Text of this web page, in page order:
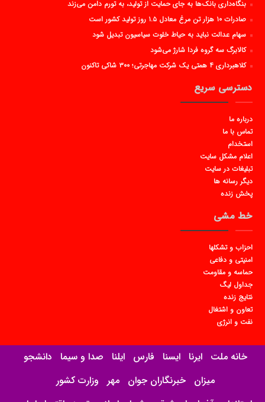
بنگاه‌داری بانک‌ها به جای حمایت از تولید، به تورم دامن می‌زند
صادرات ۱۰ هزار تن مرغ معادل ۱.۵ روز تولید کشور است
سهام عدالت نباید به حیاط خلوت سیاسیون تبدیل شود
کالابرگ سه گروه فردا شارژ می‌شود
کلاهبرداری ۴ همتی یک شرکت مهاجرتی؛ ۳۰۰ شاکی تاکنون
دسترسی سریع
درباره ما
تماس با ما
استخدام
اعلام مشکل سایت
تبلیغات در سایت
دیگر رسانه ها
پخش زنده
خط مشی
احزاب و تشکلها
امنیتی و دفاعی
حماسه و مقاومت
جداول لیگ
نتایج زنده
تعاون و اشتغال
نفت و انرژی
خانه ملت ایرنا ایسنا فارس ایلنا صدا و سیما دانشجو
میزان خبرنگاران جوان مهر وزارت کشور